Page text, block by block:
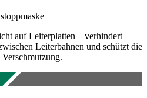
auf Leiterplatten – verhindert
Leiterbahnen und schützt die